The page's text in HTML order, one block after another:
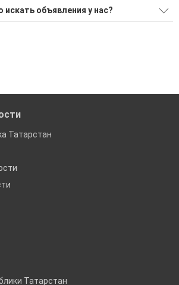
недорого в районе Азнакаевский?
поиском по новостройкам, для
искать объявления у нас?
Татарстан
Татарстан